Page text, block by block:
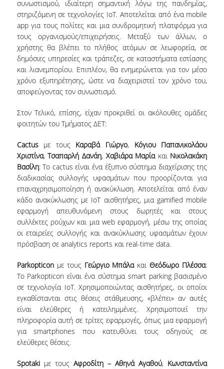
ΑΞΙΟΛΟΓΗΣΗ
ΑΠΟ ΠΡΟΠΤΥΧΙΑΚΟΥΣ ΦΟΙΤΗΤΕΣ
ΑΠΟ ΤΕΛΕΙΟΦΟΙΤΟΥΣ
ΑΠΟ ΜΕΤΑΠΤΥΧΙΑΚΟΥΣ
ΦΟΙΤΗΤΕΣ
ΕΚΘΕΣΕΙΣ ΕΞΩΤΕΡΙΚΗΣ
ΑΞΙΟΛΟΓΗΣΗΣ
ΜΟ.ΔΙ.Π.
ΕΡΕΥΝΑ
ΕΡΕΥΝΗΤΙΚΕΣ ΔΡΑΣΤΗΡΙΟΤΗΤΕΣ
ΕΡΕΥΝΗΤΙΚΑ ΕΡΓΑΣΤΗΡΙΑ
ΔΗΜΟΣΙΕΥΣΕΙΣ
ΑΠΟΦΟΙΤΟΙ
ΑΠΟΦΟΙΤΟΙ ΤΟΥ ΤΜΗΜΑΤΟΣ
ΑΓΓΕΛΙΕΣ ΓΙΑ ΕΡΓΑΣΙΑ
ΠΡΟΟΠΤΙΚΕΣ ΑΠΟΦΟΙΤΩΝ
ΣΥΛΛΟΓΟΙ ΑΠΟΦΟΙΤΩΝ
συνωστισμού, ιδιαίτερη σημαντική λόγω της πανδημίας,
στηριζόμενη σε τεχνολογίες IoT. Αποτελείται από ένα mobile
app για τους πολίτες και μια συνδρομητική πλατφόρμα για
τους οργανισμούς/επιχειρήσεις. Μεταξύ των άλλων, ο
χρήστης θα βλέπει το πλήθος ατόμων σε λεωφορεία, σε
δημόσιες υπηρεσίες και τράπεζες, σε καταστήματα εστίασης
και λιανεμπορίου. Επιπλέον, θα ενημερώνεται για τον μέσο
χρόνο εξυπηρέτησης, ώστε να διαχειριστεί τον χρόνο του,
αποφεύγοντας τον συνωστισμό.
Στον Τελικό, επίσης, είχαν προκριθεί οι ακόλουθες ομάδες
φοιτητών του Τμήματος ΔΕΤ:
Cactusμε τους Καραβά Γιώργο, Κόγιου Παπανικολάου
Χριστίνα,Τσαπαρλή Δανάη, Χαβιάρα Μαρίακαι Νικολακάκη
Βασίλη: Τo cactus είναι ένα έξυπνο σύστημα διαχείρισης της
διαδικασίας συλλογής υφασμάτων που προορίζονται για
επαναχρησιμοποίηση ή ανακύκλωση. Αποτελείται από έναν
κάδο ανακύκλωσης με IoT αισθητήρες, μια gamified mobile
εφαρμογή απευθυνόμενη στους δωρητές και στους
συλλέκτες ρούχων και μια web εφαρμογή, μέσω της οποίας
οι εταιρείες συλλογής και ανακύκλωσης υφασμάτων έχουν
πρόσβαση σε analytics reports και real-time data.
Parkopticonμε τους Γεώργιο ΜπάλακαιΘεόδωρο Πλέσσα:
Το Parkopticon είναι ένα σύστημα smart parking βασισμένο
σε τεχνολογία IoT. Χρησιμοποιώντας αισθητήρες, οι οποίοι
εγκαθίστανται στις θέσεις στάθμευσης, «βλέπει» αν αυτές
είναι ελεύθερες ή κατειλημμένες. Χρησιμοποιεί την
πληροφορία αυτή σε τρίτες εφαρμογές, όπως μια εφαρμογή
για smartphones που κατευθύνει τους οδηγούς σε
ελεύθερες θέσεις.
Spotakiμε τους Αφροδίτη – Αθηνά Αγαθού, Κωνσταντίνα